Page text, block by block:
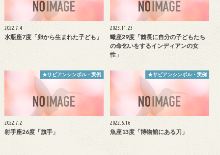
2022.7.4
水瓶座7度「卵から生まれた子ども」
2023.11.23
蠍座29度「酋長に自分の子どもたち
の命乞いをするインディアンの女
性」
★サビアンシンボル・実例
2022.7.2
射手座26度「旗手」
★サビアンシンボル・実例
2022.6.16
魚座13度「博物館にある刀」